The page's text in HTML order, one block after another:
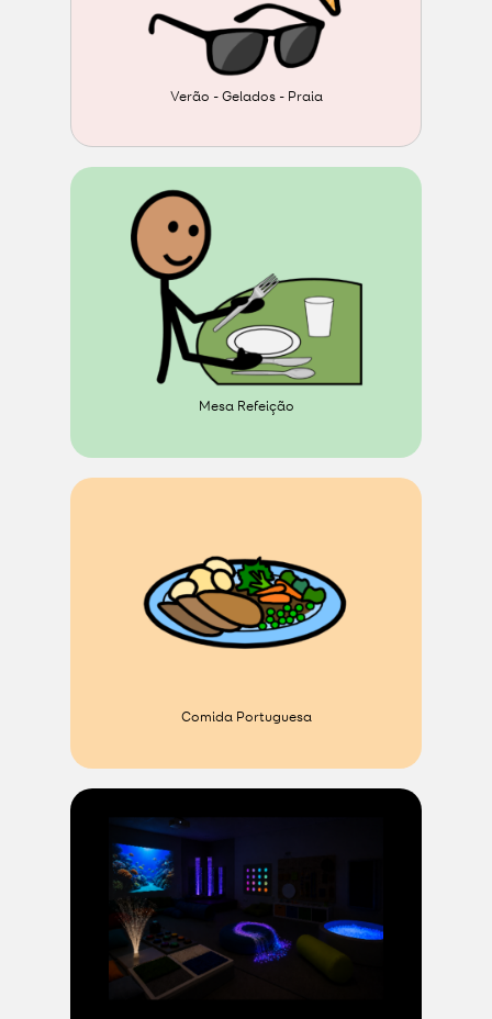
Verão - Gelados - Praia
Mesa Refeição
Comida Portuguesa